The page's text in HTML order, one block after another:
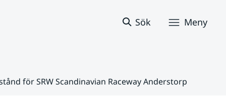
Sök Meny
för SRW Scandinavian Raceway Anderstorp